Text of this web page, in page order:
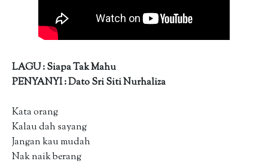
LAGU : Siapa Tak Mahu
PENYANYI : Dato Sri Siti Nurhaliza
Kata orang
Kalau dah sayang
Jangan kau mudah
Nak naik berang